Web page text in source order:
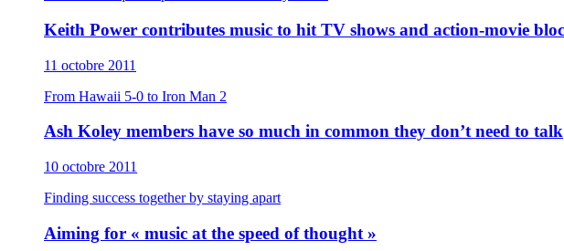
Keith Power contributes music to hit TV shows and action-movie
11 octobre 2011
From Hawaii 5-0 to Iron Man 2
Ash Koley members have so much in common they don’t need to talk
10 octobre 2011
Finding success together by staying apart
Aiming for « music at the speed of thought »